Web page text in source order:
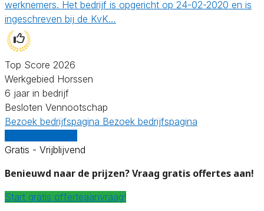
werknemers. Het bedrijf is opgericht op 24-02-2020 en is
ingeschreven bij de KvK…
Top Score 2026
Werkgebied Horssen
6 jaar in bedrijf
Besloten Vennootschap
Bezoek bedrijfspagina Bezoek bedrijfspagina
Gratis - Vrijblijvend
Benieuwd naar de prijzen? Vraag gratis offertes aan!
Start gratis offerteaanvraag!